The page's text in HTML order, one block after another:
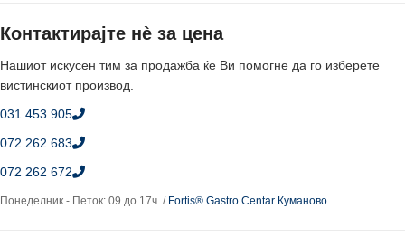
Контактирајте нè за цена
Нашиот искусен тим за продажба ќе Ви помогне да го изберете
вистинскиот производ.
031 453 905
072 262 683
072 262 672
Понеделник - Петок: 09 до 17ч. / Fortis® Gastro Centar Куманово